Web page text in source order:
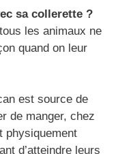
sa collerette ?
les animaux ne
quand on leur
est source de
de manger, chez
physiquement
d’atteindre leurs